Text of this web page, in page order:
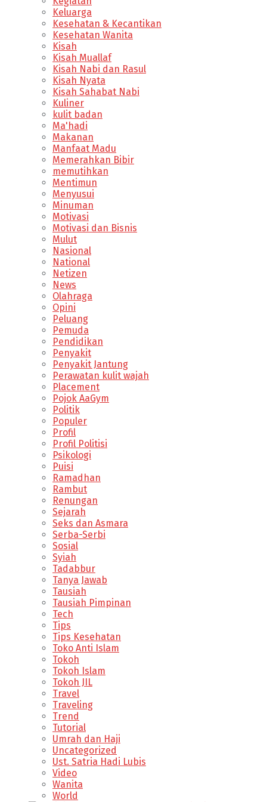
Keluarga
Kesehatan & Kecantikan
Kesehatan Wanita
Kisah
Kisah Muallaf
Kisah Nabi dan Rasul
Kisah Nyata
Kisah Sahabat Nabi
Kuliner
kulit badan
Ma'hadi
Makanan
Manfaat Madu
Memerahkan Bibir
memutihkan
Mentimun
Menyusui
Minuman
Motivasi
Motivasi dan Bisnis
Mulut
Nasional
National
Netizen
News
Olahraga
Opini
Peluang
Pemuda
Pendidikan
Penyakit
Penyakit Jantung
Perawatan kulit wajah
Placement
Pojok AaGym
Politik
Populer
Profil
Profil Politisi
Psikologi
Puisi
Ramadhan
Rambut
Renungan
Sejarah
Seks dan Asmara
Serba-Serbi
Sosial
Syiah
Tadabbur
Tanya Jawab
Tausiah
Tausiah Pimpinan
Tech
Tips
Tips Kesehatan
Toko Anti Islam
Tokoh
Tokoh Islam
Tokoh JIL
Travel
Traveling
Trend
Tutorial
Umrah dan Haji
Uncategorized
Ust. Satria Hadi Lubis
Video
Wanita
World